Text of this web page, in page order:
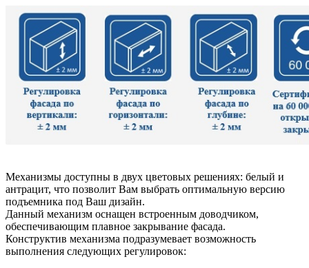
Механизмы доступны в двух цветовых решениях: белый и
антрацит, что позволит Вам выбрать оптимальную версию
подъемника под Ваш дизайн.
Данный механизм оснащен встроенным доводчиком,
обеспечивающим плавное закрывание фасада.
Конструктив механизма подразумевает возможность
выполнения следующих регулировок: